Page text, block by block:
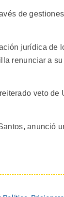
de
jurídica de
renunciar a
veto
anunció